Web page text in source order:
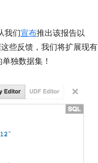
我们宣布推出该报告以
些反馈，我们将扩展现有
独数据集！